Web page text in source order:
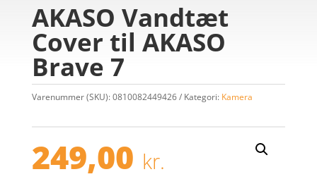
AKASO Vandtæt
Cover til AKASO
Brave 7
Varenummer (SKU):0810082449426 Kategori: Kamera
249,00 kr.